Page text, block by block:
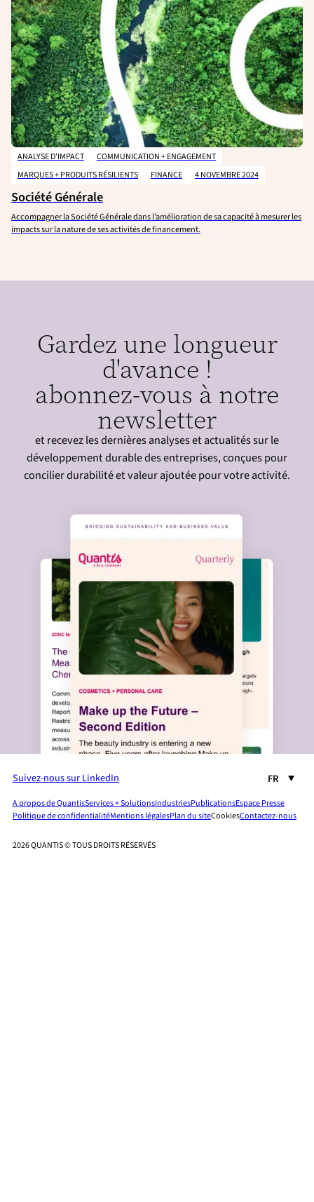
ANALYSE D’IMPACT
COMMUNICATION + ENGAGEMENT
MARQUES + PRODUITS RÉSILIENTS
FINANCE 4 NOVEMBRE 2024
Société Générale
Accompagner la Société Générale dans l’amélioration de sa capacité à mesurer les
impacts sur la nature de ses activités de financement.
Gardez une longueur
d'avance !
abonnez-vous à notre
newsletter
et recevez les dernières analyses et actualités sur le
développement durable des entreprises, conçues pour
concilier durabilité et valeur ajoutée pour votre activité.
Suivez-nous sur LinkedIn FR
A propos de QuantisServices + SolutionsIndustriesPublicationsEspace Presse
Politique de confidentialitéMentions légalesPlan du siteCookiesContactez-nous
2026 QUANTIS © TOUS DROITS RÉSERVÉS